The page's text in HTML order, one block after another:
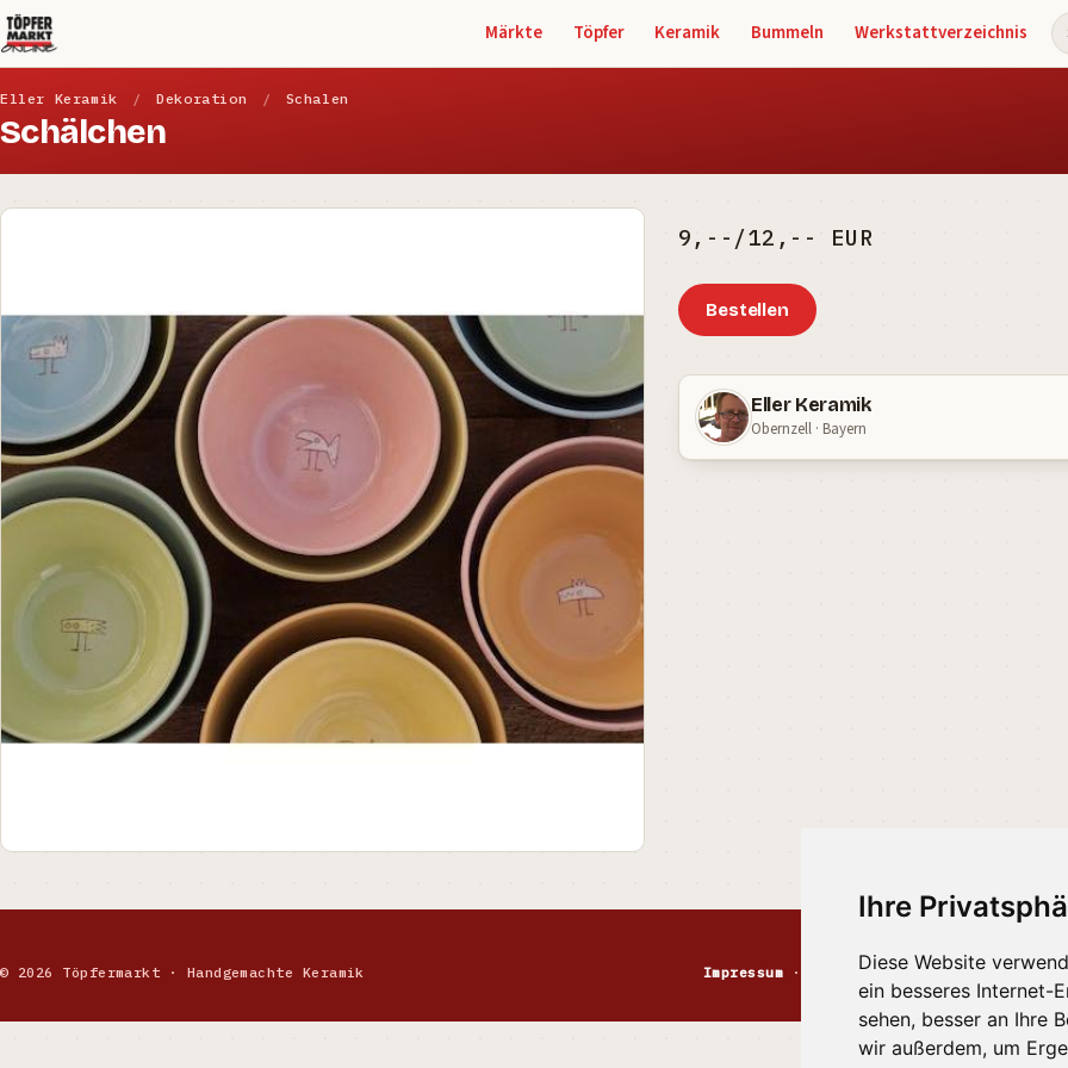
Ihre
Diese Website
ein besseres Internet-
sehen, besser an Ihre
wir außerdem, um
Märkte Töpfer Keramik Bummeln Werkstattverzeichnis
Eller Keramik / Dekoration / Schalen
Schälchen
9,--/12,-- EUR
Bestellen
Eller Keramik
Obernzell · Bayern
© 2026 Töpfermarkt · Handgemachte Keramik Impressum · Kontakt ·Datenschutz·